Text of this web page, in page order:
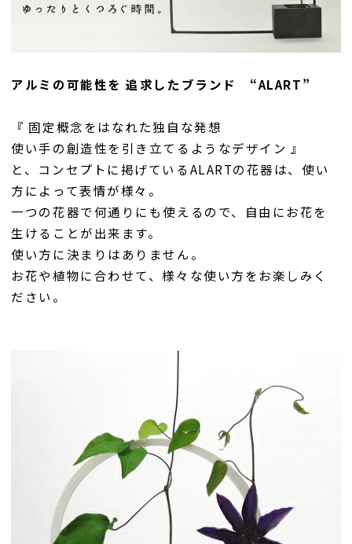
アルミの可能性を 追求したブランド “ALART”
『 固定概念をはなれた独自な発想
使い手の創造性を引き立てるようなデザイン 』
と、コンセプトに掲げているALARTの花器は、使い
方によって表情が様々。
一つの花器で何通りにも使えるので、自由にお花を
生けることが出来ます。
使い方に決まりはありません。
お花や植物に合わせて、様々な使い方をお楽しみく
ださい。